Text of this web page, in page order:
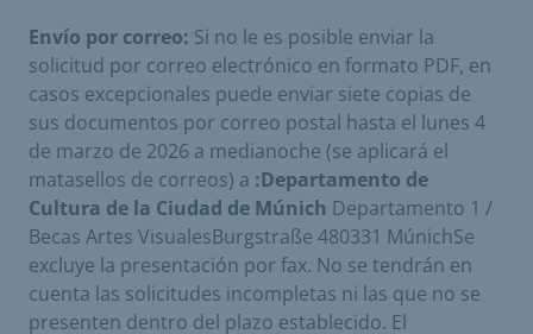
Envío por correo: Si no le es posible enviar la
solicitud por correo electrónico en formato PDF, en
casos excepcionales puede enviar siete copias de
sus documentos por correo postal hasta el lunes 4
de marzo de 2026 a medianoche (se aplicará el
matasellos de correos) a :Departamento de
Cultura de la Ciudad de Múnich Departamento 1 /
Becas Artes VisualesBurgstraße 480331 MúnichSe
excluye la presentación por fax. No se tendrán en
cuenta las solicitudes incompletas ni las que no se
presenten dentro del plazo establecido. El